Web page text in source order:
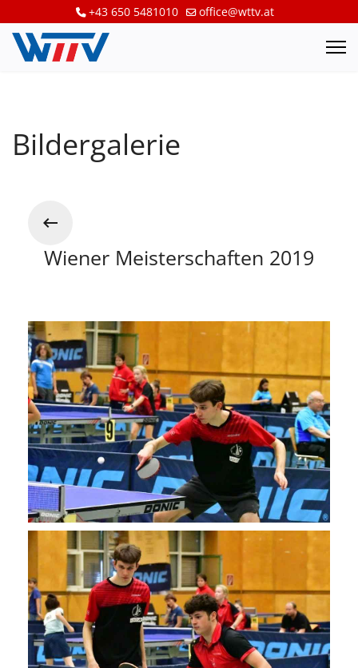
+43 650 5481010 office@wttv.at
Bildergalerie
Wiener Meisterschaften 2019